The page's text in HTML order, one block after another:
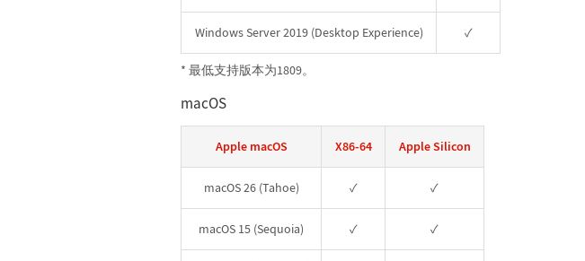
Windows Server 2019 (Desktop Experience) ✓
* 最低支持版本为1809。
macOS
Apple macOS X86-64 Apple Silicon
macOS 26 (Tahoe) ✓ ✓
macOS 15 (Sequoia) ✓ ✓